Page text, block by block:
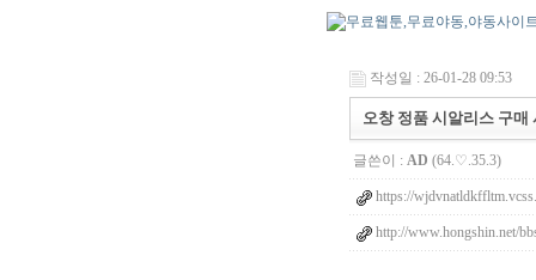
작성일 : 26-01-28 09:53
오창 정품 시알리스 구매
글쓴이 : AD (64.♡.35.3)
https://
http://www.hongshin.net/